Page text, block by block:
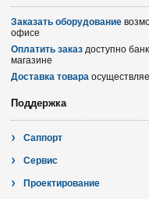
Заказать оборудование
офисе
Оплатить заказ доступно
магазине
Доставка товара
Поддержка
Саппорт
Сервис
Проектирование